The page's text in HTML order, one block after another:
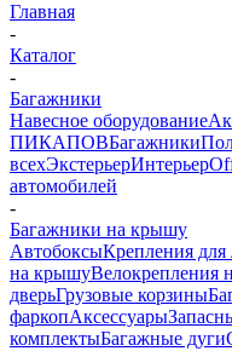
Главная
-
Каталог
-
Багажники
Навесное оборудование
ПИКАПОВБагажники
всехЭкстерьерИнтерьер
автомобилей
-
Багажники на крышу
АвтобоксыКрепления
на крышуВелокрепления
дверьГрузовые корзины
фаркопАксессуары
комплектыБагажные дуги